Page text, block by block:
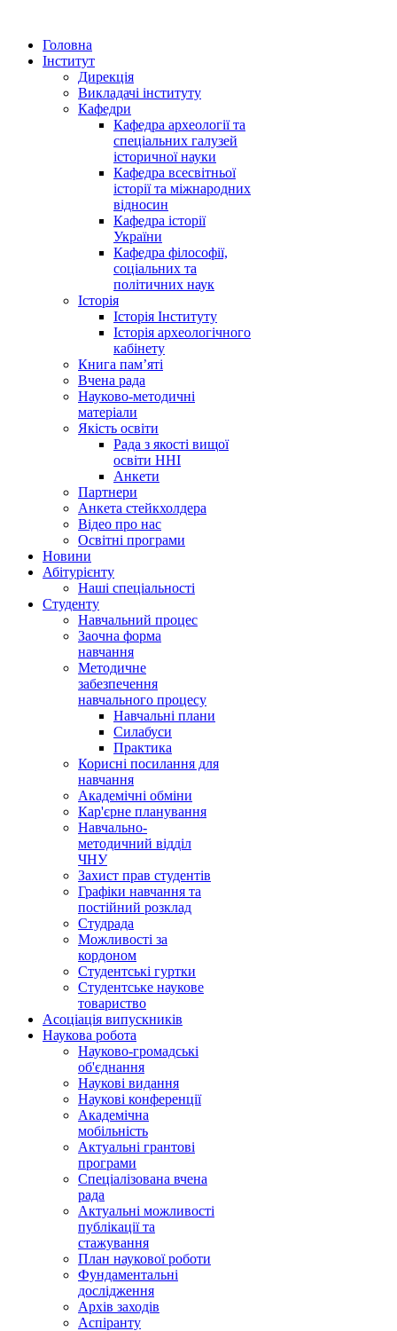
Головна
Інститут
Дирекція
Викладачі інституту
Кафедри
Кафедра археології та
спеціальних галузей
історичної науки
Кафедра всесвітньої
історії та міжнародних
відносин
Кафедра історії
України
Кафедра філософії,
соціальних та
політичних наук
Історія
Історія Інституту
Історія археологічного
кабінету
Книга памʼяті
Вчена рада
Науково-методичні
матеріали
Якість освіти
Рада з якості вищої
освіти ННІ
Анкети
Партнери
Анкета стейкхолдера
Відео про нас
Освітні програми
Hовини
Абітурієнту
Наші спеціальності
Студенту
Навчальний процес
Заочна форма
навчання
Методичне
забезпечення
навчального процесу
Навчальні плани
Силабуси
Практика
Корисні посилання для
навчання
Академічні обміни
Кар'єрне планування
Навчально-
методичний відділ
ЧНУ
Захист прав студентів
Графіки навчання та
постійний розклад
Студрада
Можливості за
кордоном
Студентські гуртки
Студентське наукове
товариство
Асоціація випускників
Наукова робота
Науково-громадські
об'єднання
Наукові видання
Наукові конференції
Академічна
мобільність
Актуальні грантові
програми
Спеціалізована вчена
рада
Актуальні можливості
публікації та
стажування
План наукової роботи
Фундаментальні
дослідження
Архів заходів
Аспіранту